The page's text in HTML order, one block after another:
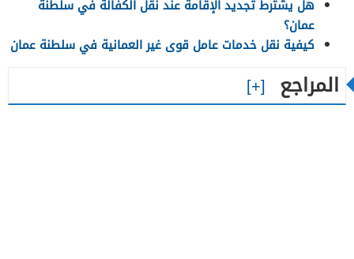
هل يشترط تجديد الإقامة عند نقل الكفالة في سلطنة
عمان؟
كيفية نقل خدمات عامل قوى غير العمانية في سلطنة عمان
المراجع